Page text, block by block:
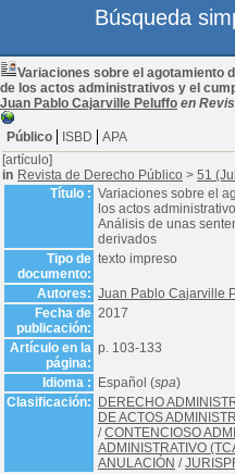
Variaciones sobre el agotamiento
de los actos administrativos y el
Juan Pablo Cajarville Peluffo en
Público ISBD
APA
[artículo]
in Revista de Derecho Público > 51
Título : Variaciones sobre el
los actos
Análisis de unas
derivados
Tipo de
documento:
texto impreso
Autores: Juan Pablo Cajarville
Fecha de
publicación:
2017
Artículo en la
página:
p. 103-133
Idioma : Español (spa)
Clasificación:
DERECHO
DE ACTOS
/CONTENCIOSO
ADMINISTRATIVO
ANULACIÓN /
Búsqueda